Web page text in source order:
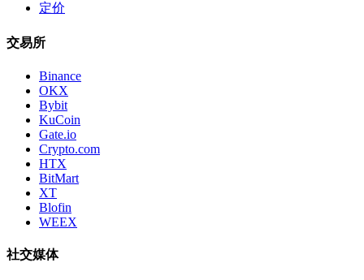
定价
交易所
Binance
OKX
Bybit
KuCoin
Gate.io
Crypto.com
HTX
BitMart
XT
Blofin
WEEX
社交媒体